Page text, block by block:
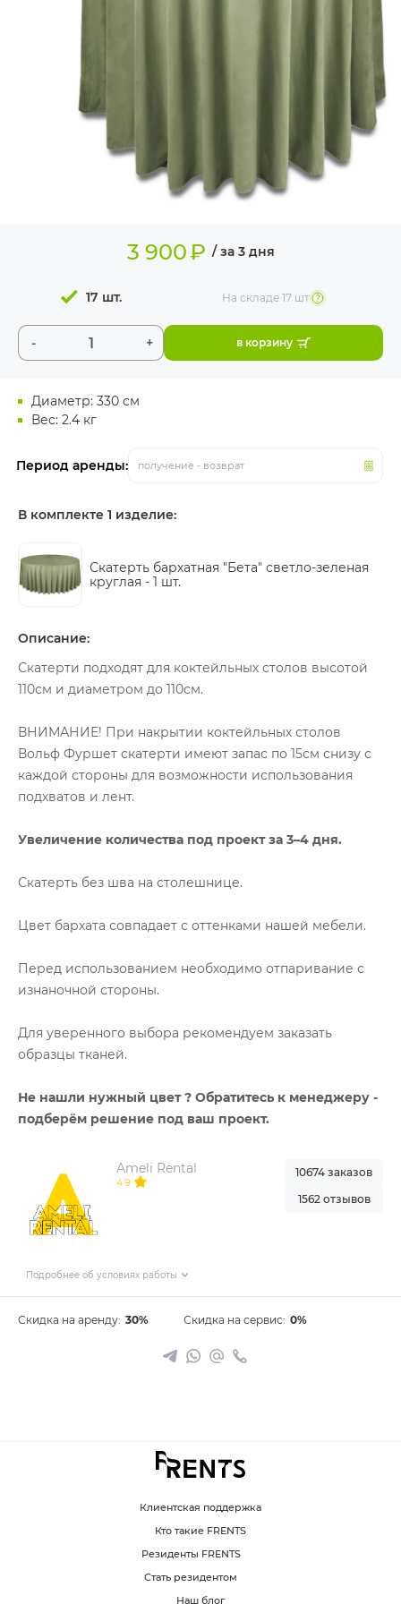
КОМФОРТА
ОБОРУДОВАНИЕ
Диаметр: 330 см
Вес: 2.4 кг
Период аренды: получение - возврат
3 900₽ / за 3 дня
- +
17 шт. На складе 17 шт
в корзину
В комплекте 1 изделие:
Скатерть бархатная "Бета" светло-зеленая
круглая - 1 шт.
Описание:
Скатерти подходят для коктейльных столов высотой
110см и диаметром до 110см.
ВНИМАНИЕ! При накрытии коктейльных столов
Вольф Фуршет скатерти имеют запас по 15см снизу с
каждой стороны для возможности использования
подхватов и лент.
Увеличение количества под проект за 3–4 дня.
Скатерть без шва на столешнице.
Цвет бархата совпадает с оттенками нашей мебели.
Перед использованием необходимо отпаривание с
изнаночной стороны.
Для уверенного выбора рекомендуем заказать
образцы тканей.
Не нашли нужный цвет ? Обратитесь к менеджеру -
подберём решение под ваш проект.
Ameli Rental
4.9
Подробнее об условиях работы
10674 заказов
1562 отзывов
Скидка на аренду: 30% Скидка на сервис: 0%
Клиентская поддержка
Кто такие FRENTS
Резиденты FRENTS
Стать резидентом
Наш блог